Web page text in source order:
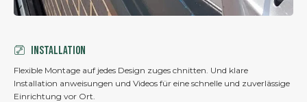
Installation
Flexible Montage auf jedes Design zuges chnitten. Und klare
Installation anweisungen und Videos für eine schnelle und zuverlässige
Einrichtung vor Ort.